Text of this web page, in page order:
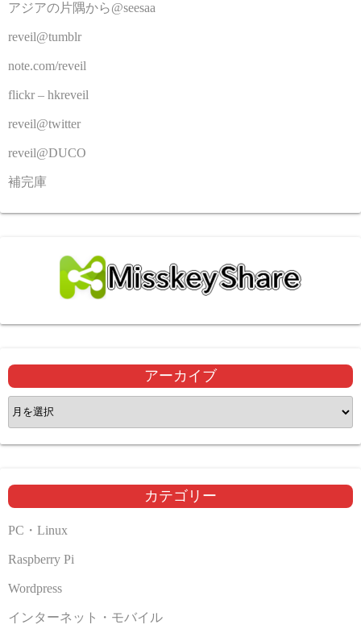
アジアの片隅から@seesaa
reveil@tumblr
note.com/reveil
flickr – hkreveil
reveil@twitter
reveil@DUCO
補完庫
アーカイブ
ア
ー
カ
ブ
カテゴリー
PC・Linux
Raspberry Pi
Wordpress
インターネット・モバイル